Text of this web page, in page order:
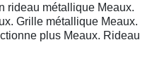
rideau métallique Meaux.
Grille métallique Meaux.
plus Meaux. Rideau